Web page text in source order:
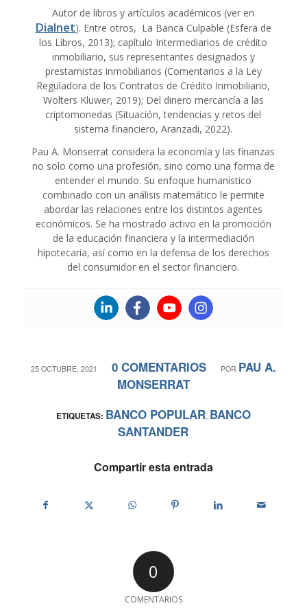
Autor de libros y artículos académicos (ver en
Dialnet). Entre otros, La Banca Culpable (Esfera de
los Libros, 2013); capítulo Intermediarios de crédito
inmobiliario, sus representantes designados y
prestamistas inmobiliarios (Comentarios a la Ley
Reguladora de los Contratos de Crédito Inmobiliario,
Wolters Kluwer, 2019); Del dinero mercancía a las
criptomonedas (Situación, tendencias y retos del
sistema financiero, Aranzadi, 2022).
Pau A. Monserrat considera la economía y las finanzas
no solo como una profesión, sino como una forma de
entender el mundo. Su enfoque humanístico
combinado con un análisis matemático le permite
abordar las relaciones entre los distintos agentes
económicos. Se ha mostrado activo en la promoción
de la educación financiera y la intermediación
hipotecaria, así como en la defensa de los derechos
del consumidor en el sector financiero.
25 OCTUBRE, 2021
/ 0 COMENTARIOS
/ POR PAU A.
MONSERRAT
ETIQUETAS: BANCO POPULAR, BANCO
SANTANDER
Compartir esta entrada
0
COMENTARIOS